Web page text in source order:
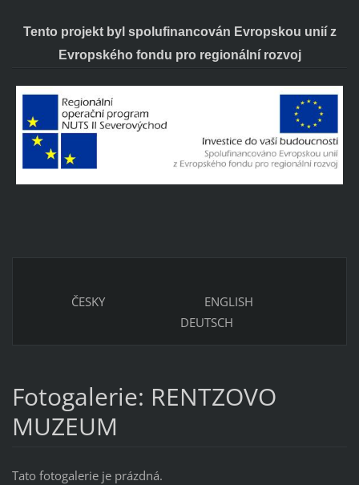
Tento projekt byl spolufinancován Evropskou unií z
Evropského fondu pro regionální rozvoj
ČESKY ENGLISH
DEUTSCH
Fotogalerie: RENTZOVO
MUZEUM
Tato fotogalerie je prázdná.